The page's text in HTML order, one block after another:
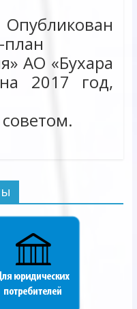
план
АО «Бухара
2017 год,